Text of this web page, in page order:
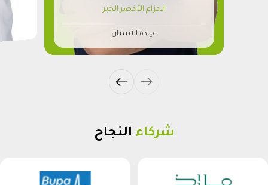
الحزام الأخضر الخبر
عيادة الأسنان
شركاء النجاح